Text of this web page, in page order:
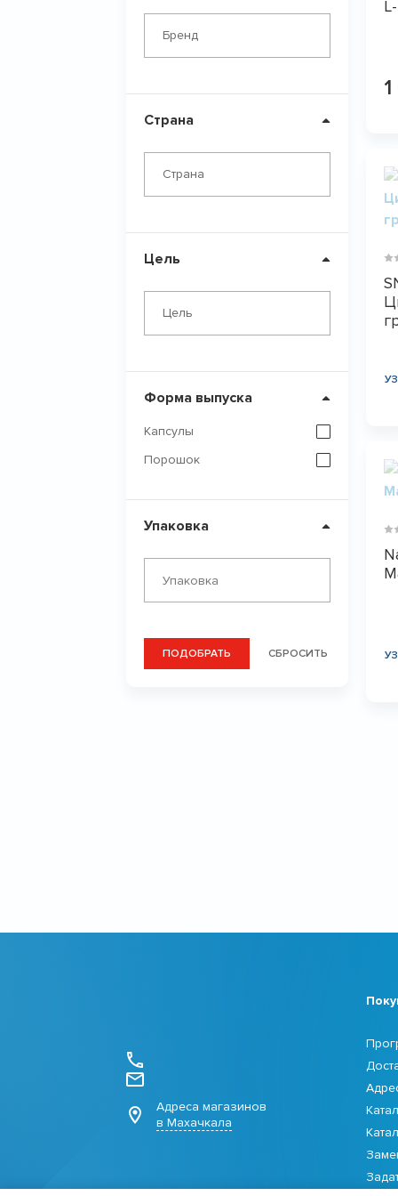
Глютамин
Бета аланин
Бренд
Страна
Страна
Цель
Цель
Форма выпуска
Капсулы
Порошок
Упаковка
ПОДОБРАТЬ СБРОСИТЬ
Адреса магазинов
в Махачкала